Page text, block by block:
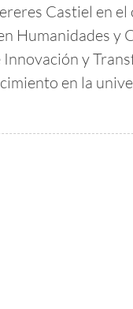
Castiel en
Humanidades y
y
en la